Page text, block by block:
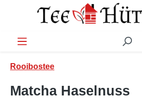
Zum Hauptinhalt springen
Rooibostee
Matcha Haselnuss